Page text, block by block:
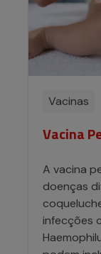
Vacinas
Vacina
A vacina
doenças
infecções